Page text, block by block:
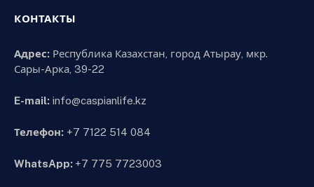
КОНТАКТЫ
Адрес: Республика Казахстан, город Атырау, мкр.
Сары-Арка, 39-22
E-mail: info@caspianlife.kz
Телефон: +7 7122 514 084
WhatsApp: +7 775 7723003